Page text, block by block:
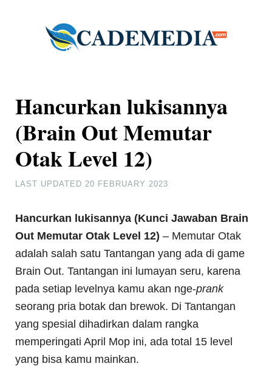
Hancurkan lukisannya
(Brain Out Memutar
Otak Level 12)
LAST UPDATED20 FEBRUARY 2023
Hancurkan lukisannya (Kunci Jawaban Brain
Out Memutar Otak Level 12) – Memutar Otak
adalah salah satu Tantangan yang ada di game
Brain Out. Tantangan ini lumayan seru, karena
pada setiap levelnya kamu akan nge-prank
seorang pria botak dan brewok. Di Tantangan
yang spesial dihadirkan dalam rangka
memperingati April Mop ini, ada total 15 level
yang bisa kamu mainkan.